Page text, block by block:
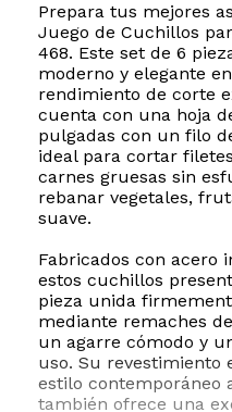
Prepara tus mejores
Juego de Cuchillos
468. Este set de 6
moderno y elegante
rendimiento de corte
cuenta con una hoja
pulgadas con un filo
ideal para cortar
carnes gruesas sin
rebanar vegetales,
suave.
Fabricados con acero
estos cuchillos
pieza unida
mediante remaches
un agarre cómodo y
uso. Su revestimiento
estilo contemporáneo
también ofrece una